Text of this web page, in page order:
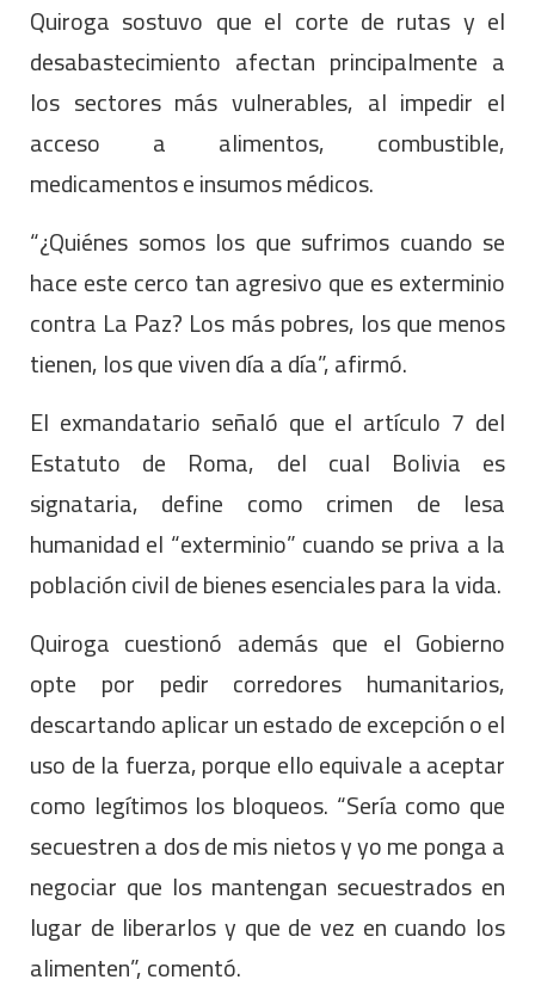
Quiroga sostuvo que el corte de rutas y el
desabastecimiento afectan principalmente a
los sectores más vulnerables, al impedir el
acceso a alimentos, combustible,
medicamentos e insumos médicos.
“¿Quiénes somos los que sufrimos cuando se
hace este cerco tan agresivo que es exterminio
contra La Paz? Los más pobres, los que menos
tienen, los que viven día a día”, afirmó.
El exmandatario señaló que el artículo 7 del
Estatuto de Roma, del cual Bolivia es
signataria, define como crimen de lesa
humanidad el “exterminio” cuando se priva a la
población civil de bienes esenciales para la vida.
Quiroga cuestionó además que el Gobierno
opte por pedir corredores humanitarios,
descartando aplicar un estado de excepción o el
uso de la fuerza, porque ello equivale a aceptar
como legítimos los bloqueos. “Sería como que
secuestren a dos de mis nietos y yo me ponga a
negociar que los mantengan secuestrados en
lugar de liberarlos y que de vez en cuando los
alimenten”, comentó.